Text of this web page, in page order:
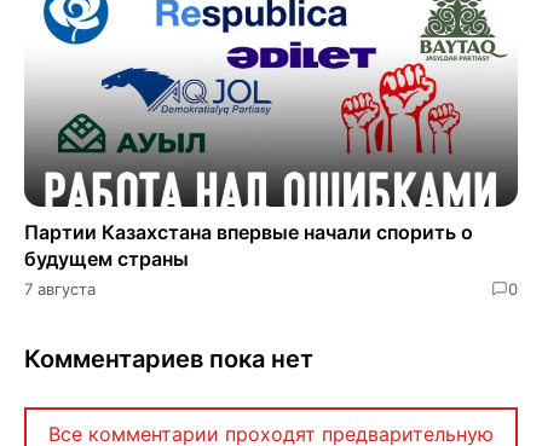
Партии Казахстана впервые начали спорить о
будущем страны
7 августа 0
Комментариев пока нет
Все комментарии проходят предварительную